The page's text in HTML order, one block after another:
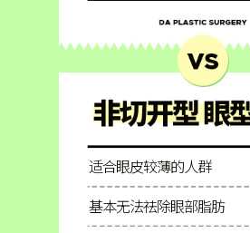
适合眼皮较薄的人群
基本无法祛除眼部脂肪